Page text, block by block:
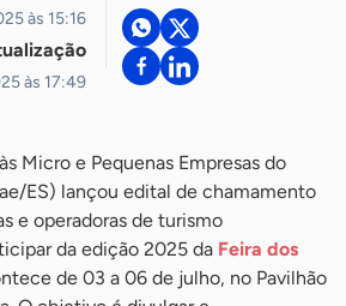
às 15:16
às 17:49
Micro e Pequenas Empresas do
ES) lançou edital de chamamento
e operadoras de turismo
da edição 2025 da Feira dos
de 03 a 06 de julho, no Pavilhão